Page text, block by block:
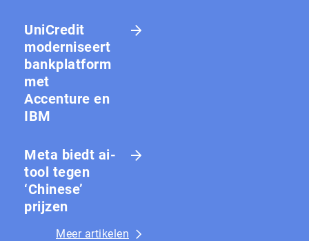
UniCredit
moderniseert
bankplatform
met
Accenture en
IBM
Meta biedt ai-
tool tegen
‘Chinese’
prijzen
Meer artikelen